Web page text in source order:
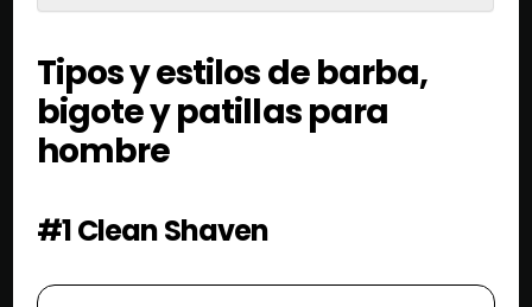
Tipos y estilos de barba,
bigote y patillas para
hombre
#1 Clean Shaven